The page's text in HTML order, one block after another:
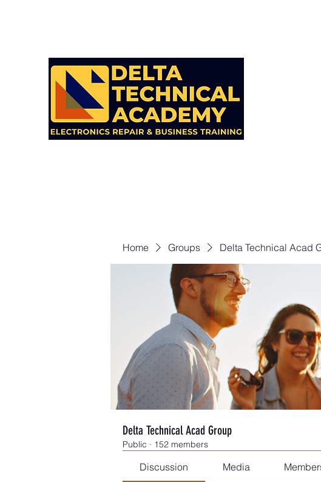
Home Groups Delta Technical Acad
Delta Technical Acad Group
Public · 152 members
Discussion Media